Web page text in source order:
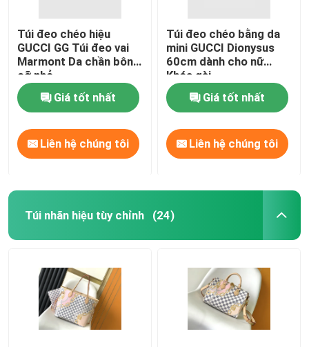
Túi đeo chéo hiệu
GUCCI GG Túi đeo vai
Marmont Da chần bông
cỡ nhỏ
Giá tốt nhất
Liên hệ chúng tôi
Túi đeo chéo bằng da
mini GUCCI Dionysus
60cm dành cho nữ
Khóa gài
Giá tốt nhất
Liên hệ chúng tôi
Túi nhãn hiệu tùy chỉnh (24)